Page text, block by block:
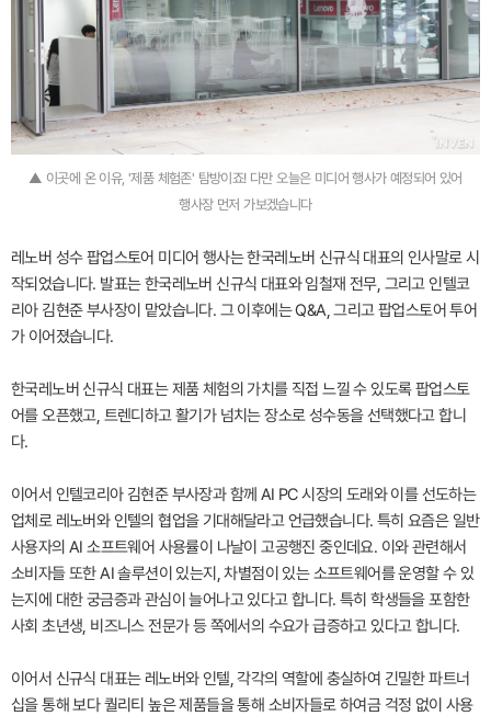
▲ 이곳에 온 이유, '제품 체험존' 탐방이죠! 다만 오늘은 미디어 행사가 예정되어 있어
행사장 먼저 가보겠습니다
레노버 성수 팝업스토어 미디어 행사는 한국레노버 신규식 대표의 인사말로 시
작되었습니다. 발표는 한국레노버 신규식 대표와 임철재 전무, 그리고 인텔코
리아 김현준 부사장이 맡았습니다. 그 이후에는 Q&A, 그리고 팝업스토어 투어
가 이어졌습니다.
한국레노버 신규식 대표는 제품 체험의 가치를 직접 느낄 수 있도록 팝업스토
어를 오픈했고, 트렌디하고 활기가 넘치는 장소로 성수동을 선택했다고 합니
다.
이어서 인텔코리아 김현준 부사장과 함께 AI PC 시장의 도래와 이를 선도하는
업체로 레노버와 인텔의 협업을 기대해달라고 언급했습니다. 특히 요즘은 일반
사용자의 AI 소프트웨어 사용률이 나날이 고공행진 중인데요. 이와 관련해서
소비자들 또한 AI 솔루션이 있는지, 차별점이 있는 소프트웨어를 운영할 수 있
는지에 대한 궁금증과 관심이 늘어나고 있다고 합니다. 특히 학생들을 포함한
사회 초년생, 비즈니스 전문가 등 쪽에서의 수요가 급증하고 있다고 합니다.
이어서 신규식 대표는 레노버와 인텔, 각각의 역할에 충실하여 긴밀한 파트너
십을 통해 보다 퀄리티 높은 제품들을 통해 소비자들로 하여금 걱정 없이 사용